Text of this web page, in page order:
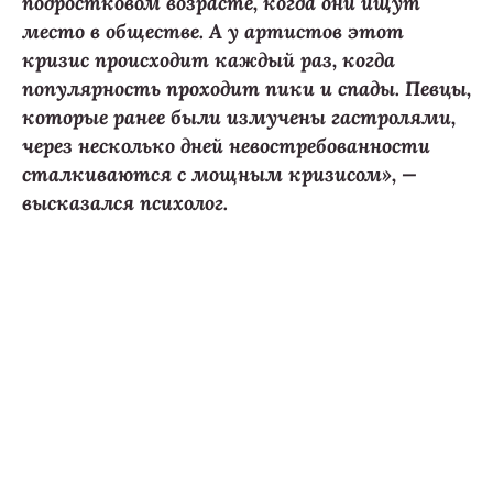
место в обществе. А у артистов этот
кризис происходит каждый раз, когда
популярность проходит пики и спады. Певцы,
которые ранее были измучены гастролями,
через несколько дней невостребованности
сталкиваются с мощным кризисом», —
высказался психолог.